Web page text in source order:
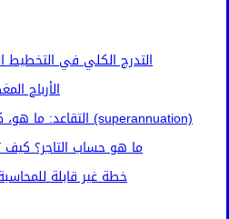
التدرج الكلي في التخطيط
الأرباح
التقاعد: ما هو، كيف يعمل، وأنواع الخطط (superannuation)
ما هو حساب التاجر؟ كيف
خطة غير قابلة